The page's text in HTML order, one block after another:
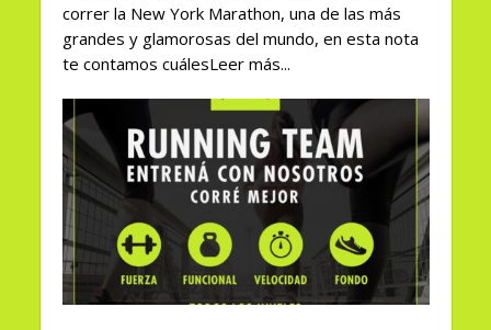
correr la New York Marathon, una de las más
grandes y glamorosas del mundo, en esta nota
te contamos cuálesLeer más...